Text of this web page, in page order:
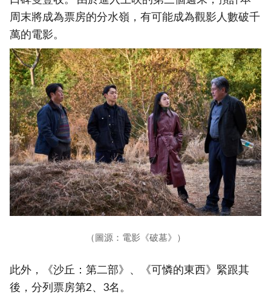
周末將成為票房的分水嶺，有可能成為觀影人數破千
萬的電影。
（圖源：電影《破墓》）
此外，《沙丘：第二部》、《可憐的東西》緊跟其
後，分列票房第2、3名。